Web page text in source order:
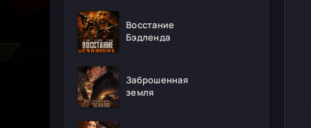
Восстание
Бэдленда
Заброшенная
земля